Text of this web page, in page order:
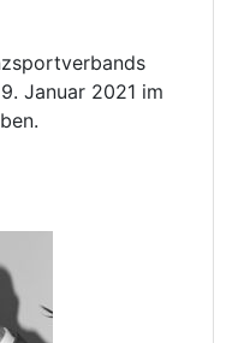
Januar 2021 im